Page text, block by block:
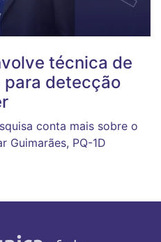
técnica de
para detecção
conta mais sobre o
Guimarães, PQ-1D